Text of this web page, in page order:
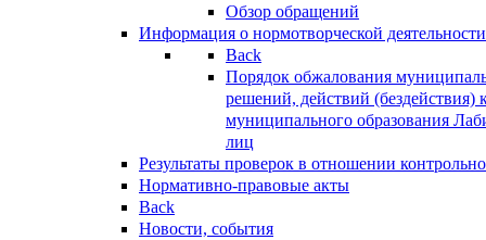
Обзор обращений
Информация о нормотворческой деятельности
Back
Порядок обжалования
решений, действий (бездействия)
муниципального образования
лиц
Результаты проверок в отношении
Нормативно-правовые акты
Back
Новости, события